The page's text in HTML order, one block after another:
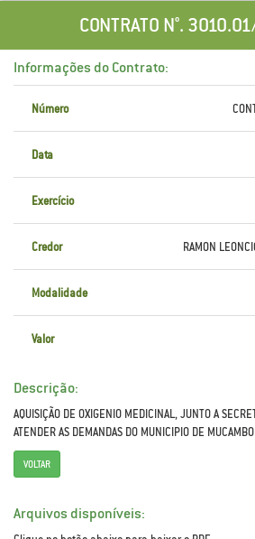
CONTRATO N°.
Informações do Contrato:
Número
Data
Exercício
Credor RAMON
Modalidade
Valor
Descrição:
AQUISIÇÃO DE OXIGENIO MEDICINAL, JUNTO A
ATENDER AS DEMANDAS DO MUNICIPIO DE
VOLTAR
Arquivos disponíveis: